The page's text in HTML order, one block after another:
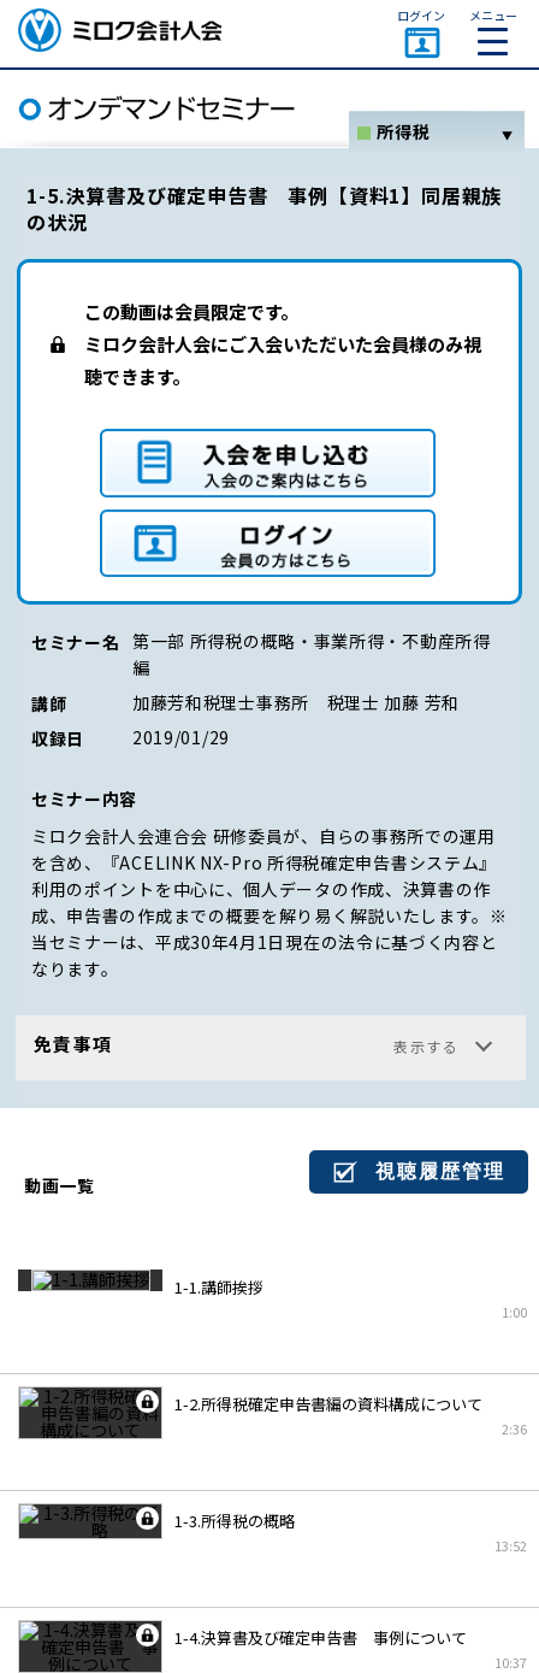
ミロク会計人会 MIROKU
ACCOUNTING PERSON
ASSOCIATION
ログイン メニュー
法人税
所得税
その他
オンデマンドセミナーとは
1-5.決算書及び確定申告書 事例【資料1】同居親族
の状況
この動画は会員限定です。
ミロク会計人会にご入会いただいた会員様のみ視
聴できます。
入会を申し込む（入会のご案内はこちら）
ログイン（会員の方はこちら）
セミナー名 第一部 所得税の概略・事業所得・不動産所得
編
講師
加藤芳和税理士事務所 税理士 加藤 芳和
収録日
2019/01/29
セミナー内容
ミロク会計人会連合会 研修委員が、自らの事務所での運用
を含め、『ACELINK NX-Pro 所得税確定申告書システム』
利用のポイントを中心に、個人データの作成、決算書の作
成、申告書の作成までの概要を解り易く解説いたします。※
当セミナーは、平成30年4月1日現在の法令に基づく内容と
なります。
免責事項
視聴履歴管理
動画一覧
1-1.講師挨拶
1:00
1-2.所得税確定申告書編の資料構成について
2:36
1-3.所得税の概略
13:52
1-4.決算書及び確定申告書 事例について
10:37